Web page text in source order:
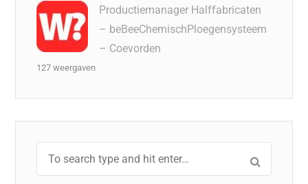
Productiemanager Halffabricaten
– beBeeChemischPloegensysteem
– Coevorden
127 weergaven